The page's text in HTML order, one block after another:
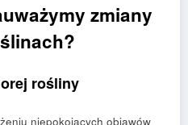
zmiany
rośliny
niepokojących objawów